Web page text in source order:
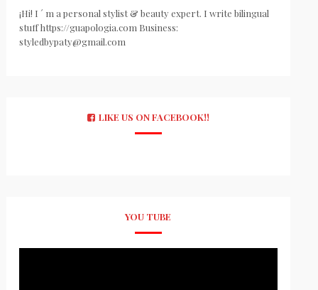
¡Hi! I ´ m a personal stylist & beauty expert. I write bilingual
stuff https://guapologia.com Business:
styledbypaty@gmail.com
LIKE US ON FACEBOOK!!
YOU TUBE